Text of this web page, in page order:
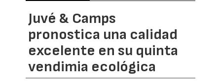
Juvé & Camps
pronostica una calidad
excelente en su quinta
vendimia ecológica